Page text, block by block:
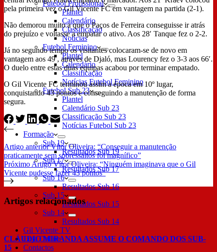
Futebol Profissional
Plantel
Calendário
Classificação
Notícias
Futebol Feminino
Plantel
Calendário
Classificação
Notícias Futebol Feminino
Futebol Sub 23
Plantel
Calendário Sub 23
Classificação Sub 23
Notícias Futebol Sub 23
Formação
Sub 19
Resultados Sub 19
Sub 17
Resultados Sub 17
Sub 16
Resultados Sub 16
Sub 15
Resultados Sub 15
Sub 14
Resultados Sub 14
Gil Vicente TV
Loja Online
Contactos
pela primeira vez o Gil Vicente FC em vantagem na partida (2-1).
Não demorou muito a que o Paços de Ferreira conseguisse ir atrás
do prejuízo e voltasse a empatar o ativo. Aos 28′ Tanque fez o 2-2.
Já no segundo tempo os visitantes colocaram-se de novo em
vantagem aos 49′, através de Djaló, mas Lourency fez o 3-3 aos 66′.
O duelo entre estas duas equipas acabou por terminar empatado.
O Gil Vicente FC terminou assim a época em 10º lugar,
conquistando 43 pontos e conseguindo a manutenção de forma
segura.
Artigo anteriorVítor Oliveira: “Conseguir a manutenção
praticamente sem sobressaltos foi magnífico”
Próximo Artigo Vítor Oliveira: “Ninguém imaginava que o Gil
Vicente pudesse fazer 43 pontos”
Artigos relacionados
CLÁUDIO MIRANDA ASSUME O COMANDO DOS SUB-
15